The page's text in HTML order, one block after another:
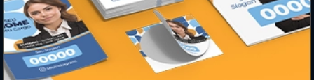
* Pagamento com cartão de crédito terá valor adicional.
** Pagamentos a prazo poderão ter acréscimo.
*** Nota fiscal sujeita a emissão de acordo com prestador de
serviço, conforme legislação pertinente.